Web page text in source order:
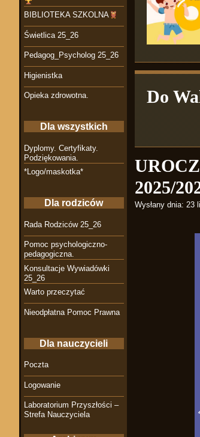
Do
2025/
Wysłany dnia: 23
BIBLIOTEKA SZKOLNA
Świetlica 25_26
Pedagog_Psycholog 25_26
Higienistka
Opieka zdrowotna.
Dla wszystkich
Dyplomy. Certyfikaty.
Podziękowania.
*Logo/maskotka*
Dla rodziców
Rada Rodziców 25_26
Pomoc psychologiczno-
pedagogiczna.
Konsultacje Wywiadówki
25_26
Warto przeczytać
Nieodpłatna Pomoc Prawna
Dla nauczycieli
Poczta
Logowanie
Laboratorium Przyszłości –
Strefa Nauczyciela